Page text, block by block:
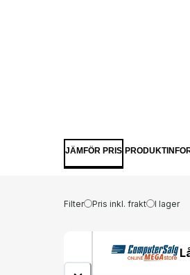
JÄMFÖR PRIS
Filter Pris inkl. frakt I lager